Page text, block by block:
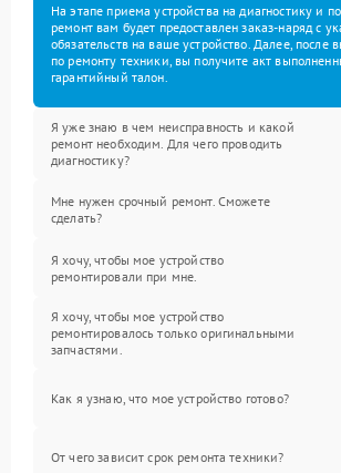
На этапе приема устройства на диагностику и
ремонт вам будет предоставлен заказ-наряд с
обязательств на ваше устройство. Далее, после
по ремонту техники, вы получите акт
гарантийный талон.
Я уже знаю в чем неисправность и какой
ремонт необходим. Для чего проводить
диагностику?
Мне нужен срочный ремонт. Сможете
сделать?
Я хочу, чтобы мое устройство
ремонтировали при мне.
Я хочу, чтобы мое устройство
ремонтировалось только оригинальными
запчастями.
Как я узнаю, что мое устройство готово?
От чего зависит срок ремонта техники?